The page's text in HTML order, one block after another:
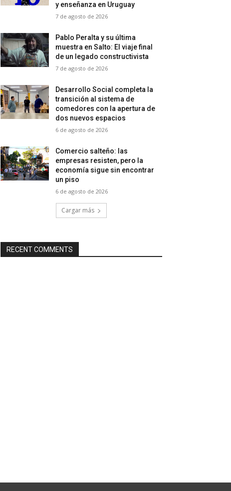
y enseñanza en Uruguay
7 de agosto de 2026
Pablo Peralta y su última
muestra en Salto: El viaje final
de un legado constructivista
7 de agosto de 2026
Desarrollo Social completa la
transición al sistema de
comedores con la apertura de
dos nuevos espacios
6 de agosto de 2026
Comercio salteño: las
empresas resisten, pero la
economía sigue sin encontrar
un piso
6 de agosto de 2026
Cargar más
RECENT COMMENTS